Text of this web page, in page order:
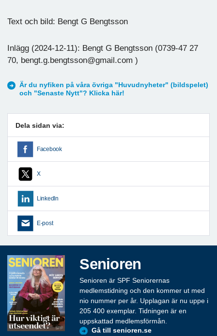
Text och bild: Bengt G Bengtsson
Inlägg (2024-12-11): Bengt G Bengtsson (0739-47 27
70, bengt.g.bengtsson@gmail.com )
Är du nyfiken på våra övriga "Huvudnyheter" (bildspelet)
och "Senaste Nytt"? Klicka här!
Dela sidan via:
Facebook
X
LinkedIn
E-post
Senioren
Senioren är SPF Seniorernas
medlemstidning och den kommer ut med
nio nummer per år. Upplagan är nu uppe i
205 400 exemplar. Tidningen är en
uppskattad medlemsförmån.
Gå till senioren.se